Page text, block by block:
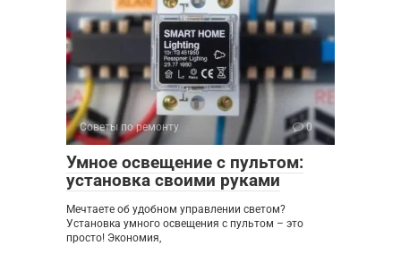
Советы по ремонту 0
Умное освещение с пультом:
установка своими руками
Мечтаете об удобном управлении светом?
Установка умного освещения с пультом – это
просто! Экономия,